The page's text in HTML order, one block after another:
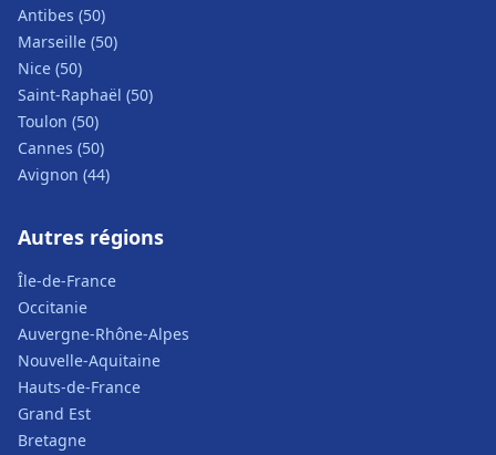
Antibes (50)
Marseille (50)
Nice (50)
Saint-Raphaël (50)
Toulon (50)
Cannes (50)
Avignon (44)
Autres régions
Île-de-France
Occitanie
Auvergne-Rhône-Alpes
Nouvelle-Aquitaine
Hauts-de-France
Grand Est
Bretagne